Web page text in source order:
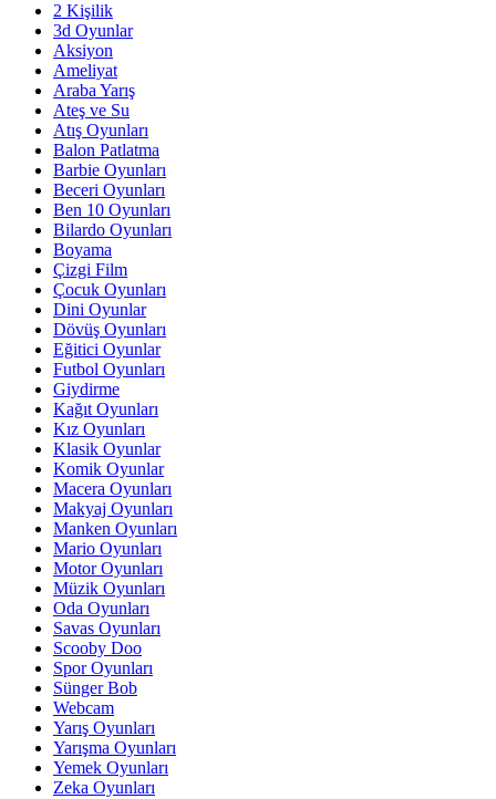
2 Kişilik
3d Oyunlar
Aksiyon
Ameliyat
Araba Yarış
Ateş ve Su
Atış Oyunları
Balon Patlatma
Barbie Oyunları
Beceri Oyunları
Ben 10 Oyunları
Bilardo Oyunları
Boyama
Çizgi Film
Çocuk Oyunları
Dini Oyunlar
Dövüş Oyunları
Eğitici Oyunlar
Futbol Oyunları
Giydirme
Kağıt Oyunları
Kız Oyunları
Klasik Oyunlar
Komik Oyunlar
Macera Oyunları
Makyaj Oyunları
Manken Oyunları
Mario Oyunları
Motor Oyunları
Müzik Oyunları
Oda Oyunları
Savas Oyunları
Scooby Doo
Spor Oyunları
Sünger Bob
Webcam
Yarış Oyunları
Yarışma Oyunları
Yemek Oyunları
Zeka Oyunları